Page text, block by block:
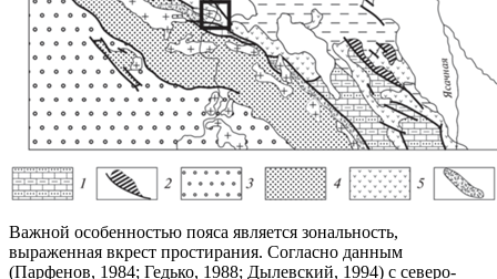
Важной особенностью пояса является зональность,
выраженная вкрест простирания. Согласно данным
(Парфенов, 1984; Гедько, 1988; Дылевский, 1994) с северо-